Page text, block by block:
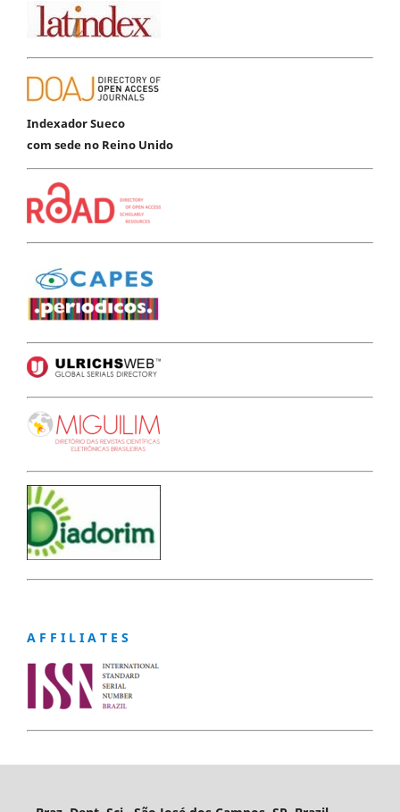
Indexador Sueco
com sede no Reino Unido
A F F I L I A T E S